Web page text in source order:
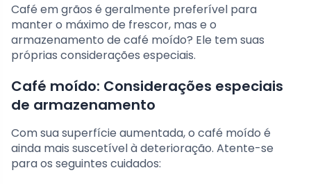
Café em grãos é geralmente preferível para
manter o máximo de frescor, mas e o
armazenamento de café moído? Ele tem suas
próprias considerações especiais.
Café moído: Considerações especiais
de armazenamento
Com sua superfície aumentada, o café moído é
ainda mais suscetível à deterioração. Atente-se
para os seguintes cuidados: